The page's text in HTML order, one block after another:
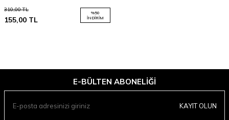
310,00TL
155,00 TL
%50
İNDIRIM
E-BÜLTEN ABONELIĞI
KAYIT OLUN